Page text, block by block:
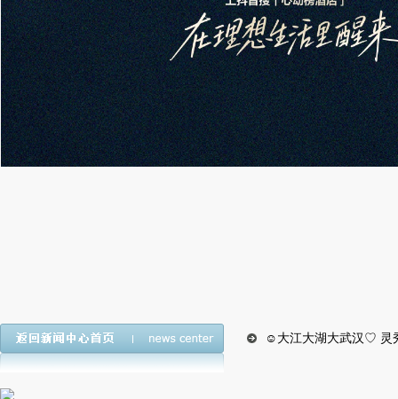
☺大江大湖大武汉♡ 灵